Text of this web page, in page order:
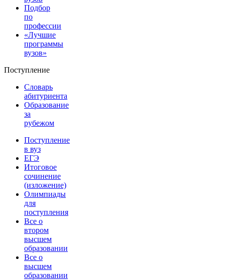
Подбор
по
профессии
«Лучшие
программы
вузов»
Поступление
Словарь
абитуриента
Образование
за
рубежом
Поступление
в вуз
ЕГЭ
Итоговое
сочинение
(изложение)
Олимпиады
для
поступления
Все о
втором
высшем
образовании
Все о
высшем
образовании